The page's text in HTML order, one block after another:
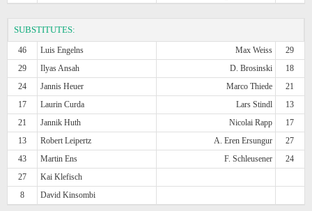
SUBSTITUTES:
46 Luis Engelns Max Weiss
29
29
Ilyas Ansah D. Brosinski
18
24
Jannis Heuer Marco Thiede
21
17
Laurin Curda Lars Stindl
13
21
Jannik Huth Nicolai Rapp
17
13
Robert Leipertz A. Eren Ersungur
27
43
Martin Ens F. Schleusener
24
27
Kai Klefisch
8
David Kinsombi